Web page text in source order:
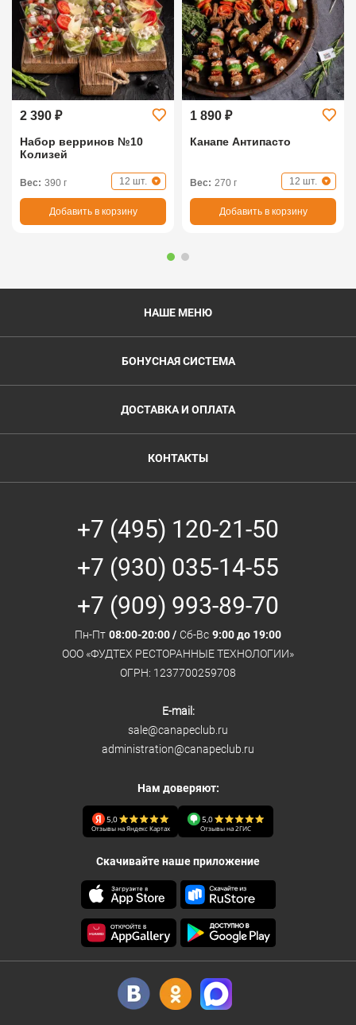
2 390 ₽
Набор верринов №10
Колизей
Вес: 390 г 12 шт.
Добавить в корзину
1 890 ₽
Канапе Антипасто
Вес: 270 г 12 шт.
Добавить в корзину
НАШЕ МЕНЮ
БОНУСНАЯ СИСТЕМА
ДОСТАВКА И ОПЛАТА
КОНТАКТЫ
+7 (495) 120-21-50
+7 (930) 035-14-55
+7 (909) 993-89-70
Пн-Пт 08:00-20:00 / Сб-Вс 9:00 до 19:00
ООО «ФУДТЕХ РЕСТОРАННЫЕ ТЕХНОЛОГИИ»
ОГРН: 1237700259708
E-mail:
sale@canapeclub.ru
administration@canapeclub.ru
Нам доверяют:
5,0
Отзывы на Яндекс Картах
5,0
Отзывы на 2ГИС
Скачивайте наше приложение